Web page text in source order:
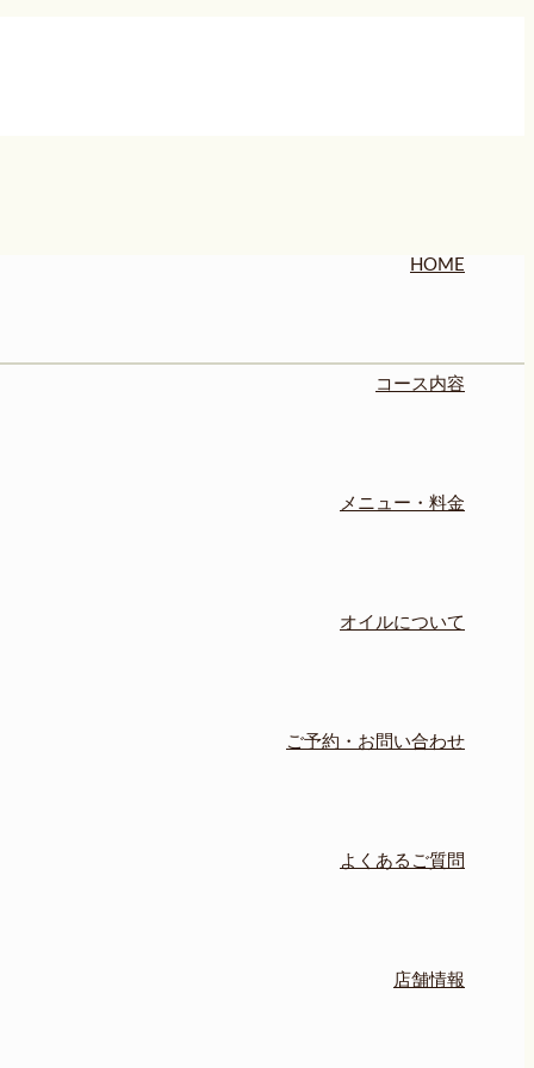
HOME
コース内容
メニュー・料金
オイルについて
ご予約・お問い合わせ
よくあるご質問
店舗情報